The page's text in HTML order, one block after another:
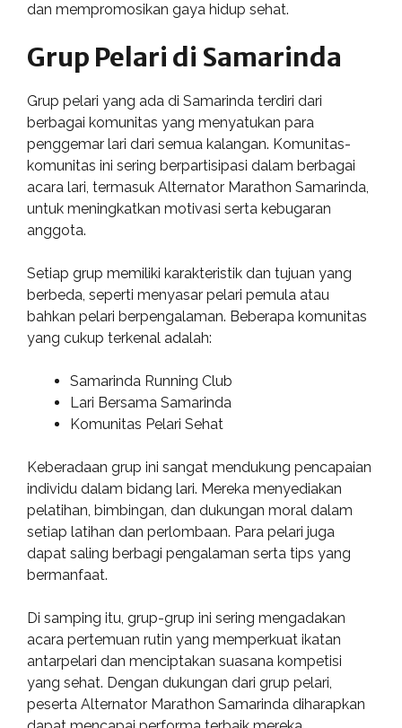
dan mempromosikan gaya hidup sehat.
Grup Pelari di Samarinda
Grup pelari yang ada di Samarinda terdiri dari
berbagai komunitas yang menyatukan para
penggemar lari dari semua kalangan. Komunitas-
komunitas ini sering berpartisipasi dalam berbagai
acara lari, termasuk Alternator Marathon Samarinda,
untuk meningkatkan motivasi serta kebugaran
anggota.
Setiap grup memiliki karakteristik dan tujuan yang
berbeda, seperti menyasar pelari pemula atau
bahkan pelari berpengalaman. Beberapa komunitas
yang cukup terkenal adalah:
Samarinda Running Club
Lari Bersama Samarinda
Komunitas Pelari Sehat
Keberadaan grup ini sangat mendukung pencapaian
individu dalam bidang lari. Mereka menyediakan
pelatihan, bimbingan, dan dukungan moral dalam
setiap latihan dan perlombaan. Para pelari juga
dapat saling berbagi pengalaman serta tips yang
bermanfaat.
Di samping itu, grup-grup ini sering mengadakan
acara pertemuan rutin yang memperkuat ikatan
antarpelari dan menciptakan suasana kompetisi
yang sehat. Dengan dukungan dari grup pelari,
peserta Alternator Marathon Samarinda diharapkan